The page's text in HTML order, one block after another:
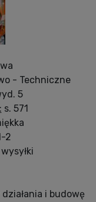
- Techniczne
5
s. 571
2
i budowę